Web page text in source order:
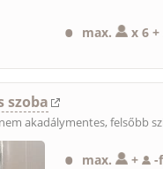
max. x 6 +
szoba
akadálymentes, felsőbb
max. + -